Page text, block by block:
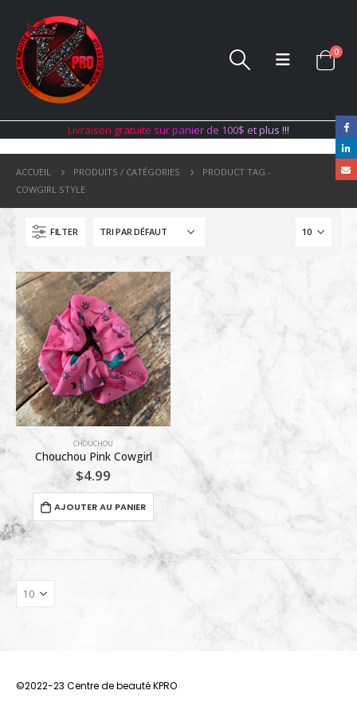
0
Livraison gratuite surpanier de 100$ etplus !!!
ACCUEIL PRODUITS / CATÉGORIES
PRODUCT TAG -
COWGIRL STYLE
FILTER
CHOUCHOU
Chouchou Pink Cowgirl
$4.99
AJOUTER AU PANIER
©2022-23 Centre de beauté KPRO